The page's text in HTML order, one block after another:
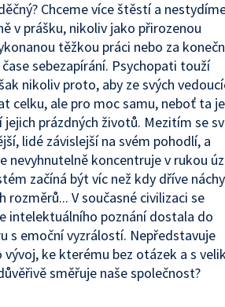
Chceme více štěstí a
v prášku, nikoliv jako přirozenou
těžkou práci nebo za
sebezapírání. Psychopati touží
nikoliv proto, aby ze svých
celku, ale pro moc samu, neboť ta je
jejich prázdných životů. Mezitím se
lidé závislejší na svém pohodlí, a
nevyhnutelně koncentruje v rukou
začíná být víc než kdy dříve
rozměrů... V současné civilizaci se
intelektuálního poznání dostala do
s emoční vyzrálostí. Nepředstavuje
ke kterému bez otázek a s
směřuje naše společnost?